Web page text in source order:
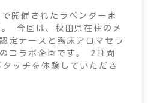
開催されたラベンダーま
今回は、秋田県在住のメ
定ナースと臨床アロマセラ
コラボ企画です。 2日間
ッチを体験していただき